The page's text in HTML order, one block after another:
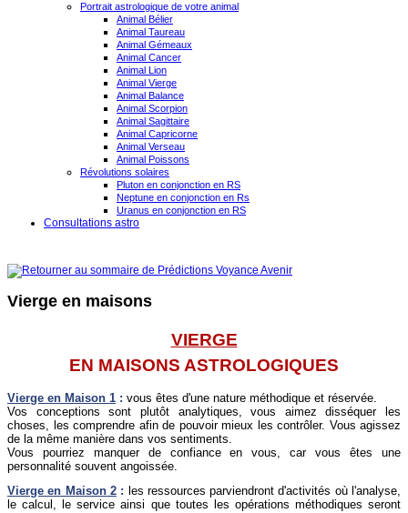
Portrait astrologique de votre animal
Animal Bélier
Animal Taureau
Animal Gémeaux
Animal Cancer
Animal Lion
Animal Vierge
Animal Balance
Animal Scorpion
Animal Sagittaire
Animal Capricorne
Animal Verseau
Animal Poissons
Révolutions solaires
Pluton en conjonction en RS
Neptune en conjonction en Rs
Uranus en conjonction en RS
Consultations astro
Vierge en maisons
VIERGE
EN MAISONS ASTROLOGIQUES
Vierge en Maison 1 : vous êtes d'une nature méthodique et réservée.
Vos conceptions sont plutôt analytiques, vous aimez disséquer les
choses, les comprendre afin de pouvoir mieux les contrôler. Vous agissez
de la même manière dans vos sentiments.
Vous pourriez manquer de confiance en vous, car vous êtes une
personnalité souvent angoissée.
Vierge en Maison 2: les ressources parviendront d'activités où l'analyse,
le calcul, le service ainsi que toutes les opérations méthodiques seront